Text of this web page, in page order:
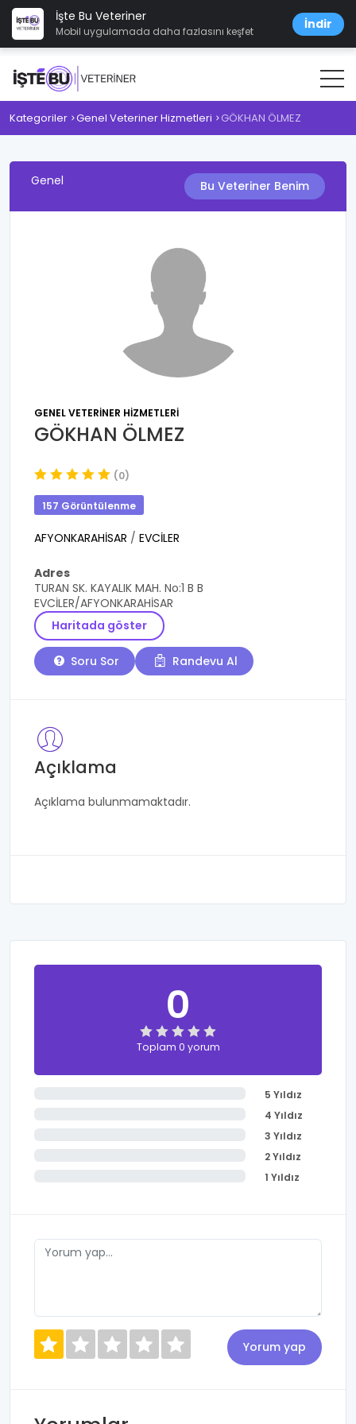
İşte Bu Veteriner
Mobil uygulamada daha fazlasını keşfet İndir
Kategoriler Genel Veteriner Hizmetleri GÖKHAN ÖLMEZ
Genel Bu Veteriner Benim
GENEL VETERINER HIZMETLERI
GÖKHAN ÖLMEZ
(0)
157 Görüntülenme
AFYONKARAHİSAR / EVCİLER
Adres
TURAN SK. KAYALIK MAH. No:1 B B
EVCİLER/AFYONKARAHİSAR
Haritada göster
Soru Sor Randevu Al
Açıklama
Açıklama bulunmamaktadır.
0
Toplam 0 yorum
5 Yıldız
4 Yıldız
3 Yıldız
2 Yıldız
1 Yıldız